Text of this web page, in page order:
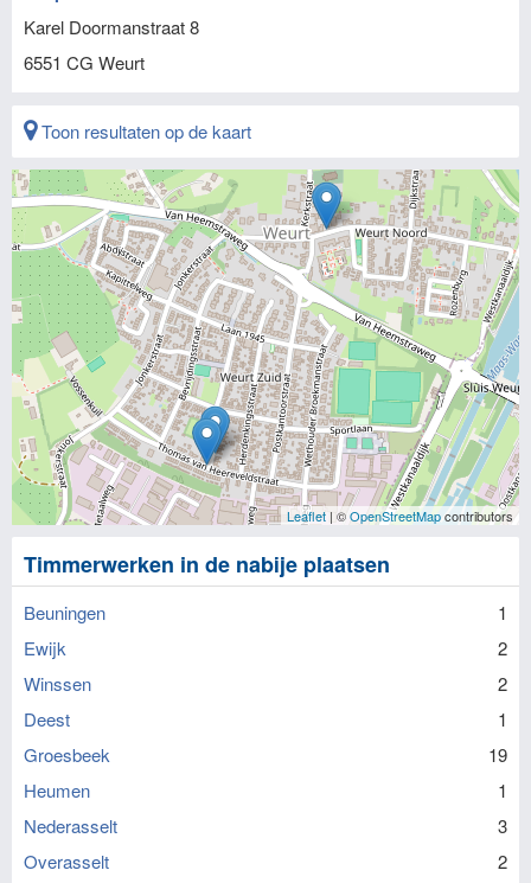
Karel Doormanstraat 8
6551 CG Weurt
Toon resultaten op de kaart
Leaflet | ©OpenStreetMapcontributors
Timmerwerken in de nabije plaatsen
Beuningen
1
Ewijk
2
Winssen
2
Deest
1
Groesbeek
19
Heumen
1
Nederasselt
3
Overasselt
2